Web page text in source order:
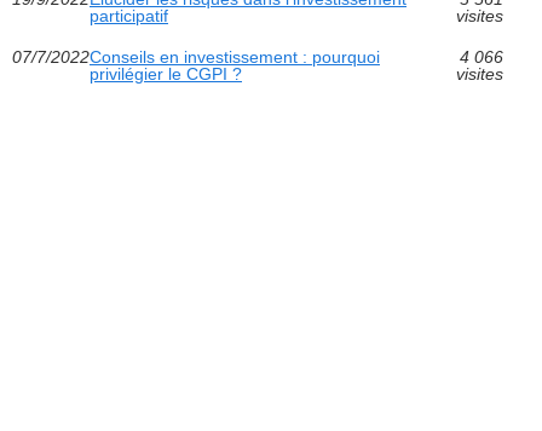
participatif
visites
07/7/2022Conseils en investissement : pourquoi
privilégier le CGPI ?
4 066
visites